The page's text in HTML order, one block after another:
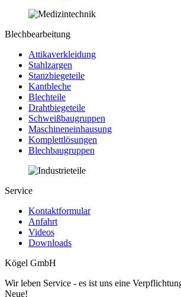
Blechbearbeitung
Attikaverkleidung
Stahlzargen
Stanzbiegeteile
Kantbleche
Blechteile
Drahtbiegeteile
Schweißbaugruppen
Maschineneinhausung
Komplettlösungen
Blechbaugruppen
Service
Kontaktformular
Anfahrt
Videos
Downloads
Kögel GmbH
Wir leben Service - es ist uns eine
Neue!